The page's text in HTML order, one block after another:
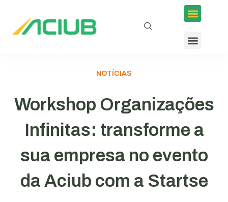
NOTÍCIAS
Workshop Organizações
Infinitas: transforme a
sua empresa no evento
da Aciub com a Startse